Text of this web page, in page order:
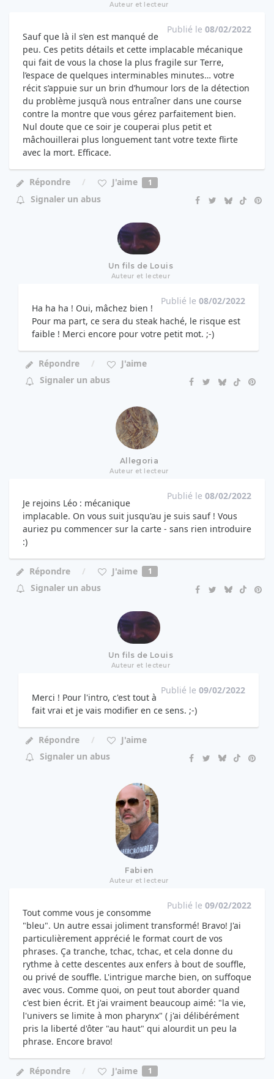
Auteur et lecteur
Publié le 08/02/2022
Sauf que là il s’en est manqué de
peu. Ces petits détails et cette implacable mécanique
qui fait de vous la chose la plus fragile sur Terre,
l’espace de quelques interminables minutes… votre
récit s’appuie sur un brin d’humour lors de la détection
du problème jusqu’à nous entraîner dans une course
contre la montre que vous gérez parfaitement bien.
Nul doute que ce soir je couperai plus petit et
mâchouillerai plus longuement tant votre texte flirte
avec la mort. Efficace.
Répondre J'aime 1
Signaler un abus
Un fils de Louis
Auteur et lecteur
Publié le 08/02/2022
Ha ha ha ! Oui, mâchez bien !
Pour ma part, ce sera du steak haché, le risque est
faible ! Merci encore pour votre petit mot. ;-)
Répondre
J'aime
Signaler un abus
Allegoria
Auteur et lecteur
Publié le 08/02/2022
Je rejoins Léo : mécanique
implacable. On vous suit jusqu'au je suis sauf ! Vous
auriez pu commencer sur la carte - sans rien introduire
:)
Répondre J'aime 1
Signaler un abus
Un fils de Louis
Auteur et lecteur
Publié le 09/02/2022
Merci ! Pour l'intro, c'est tout à
fait vrai et je vais modifier en ce sens. ;-)
Répondre
J'aime
Signaler un abus
Fabien
Auteur et lecteur
Publié le 09/02/2022
Tout comme vous je consomme
"bleu". Un autre essai joliment transformé! Bravo! J'ai
particulièrement apprécié le format court de vos
phrases. Ça tranche, tchac, tchac, et cela donne du
rythme à cette descentes aux enfers à bout de souffle,
ou privé de souffle. L'intrigue marche bien, on suffoque
avec vous. Comme quoi, on peut tout aborder quand
c'est bien écrit. Et j'ai vraiment beaucoup aimé: "la vie,
l'univers se limite à mon pharynx" ( j'ai délibérément
pris la liberté d'ôter "au haut" qui alourdit un peu la
phrase. Encore bravo!
Répondre J'aime 1